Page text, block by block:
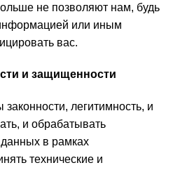
не позволяют нам, будь
или иным
вас.
и защищенности
легитимность, и
и обрабатывать
в рамках
технические и